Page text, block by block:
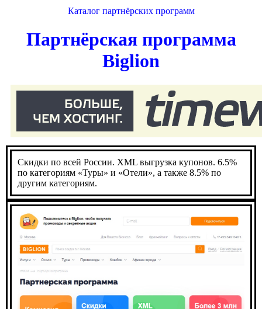
Каталог партнёрских программ
Партнёрская программа
Biglion
Скидки по всей России. XML выгрузка купонов. 6.5%
по категориям «Туры» и «Отели», а также 8.5% по
другим категориям.